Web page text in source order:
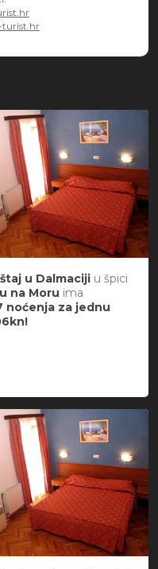
turist.hr
u Dalmaciji u špici
na Moru ima
noćenja za jednu